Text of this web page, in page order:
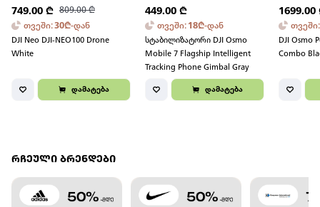
749.00 ₾ 809.00₾
თვეში:30₾-დან
DJI Neo DJI-NEO100 Drone
White
დამატება
449.00 ₾
თვეში: 18₾-დან
სტაბილიზატორი DJI Osmo
Mobile 7 Flagship Intelligent
Tracking Phone Gimbal Gray
დამატება
1699.00
თვეში
DJI Osmo
Combo
ᲠᲩᲔᲣᲚᲘ ᲑᲠᲔᲜᲓᲔᲑᲘ